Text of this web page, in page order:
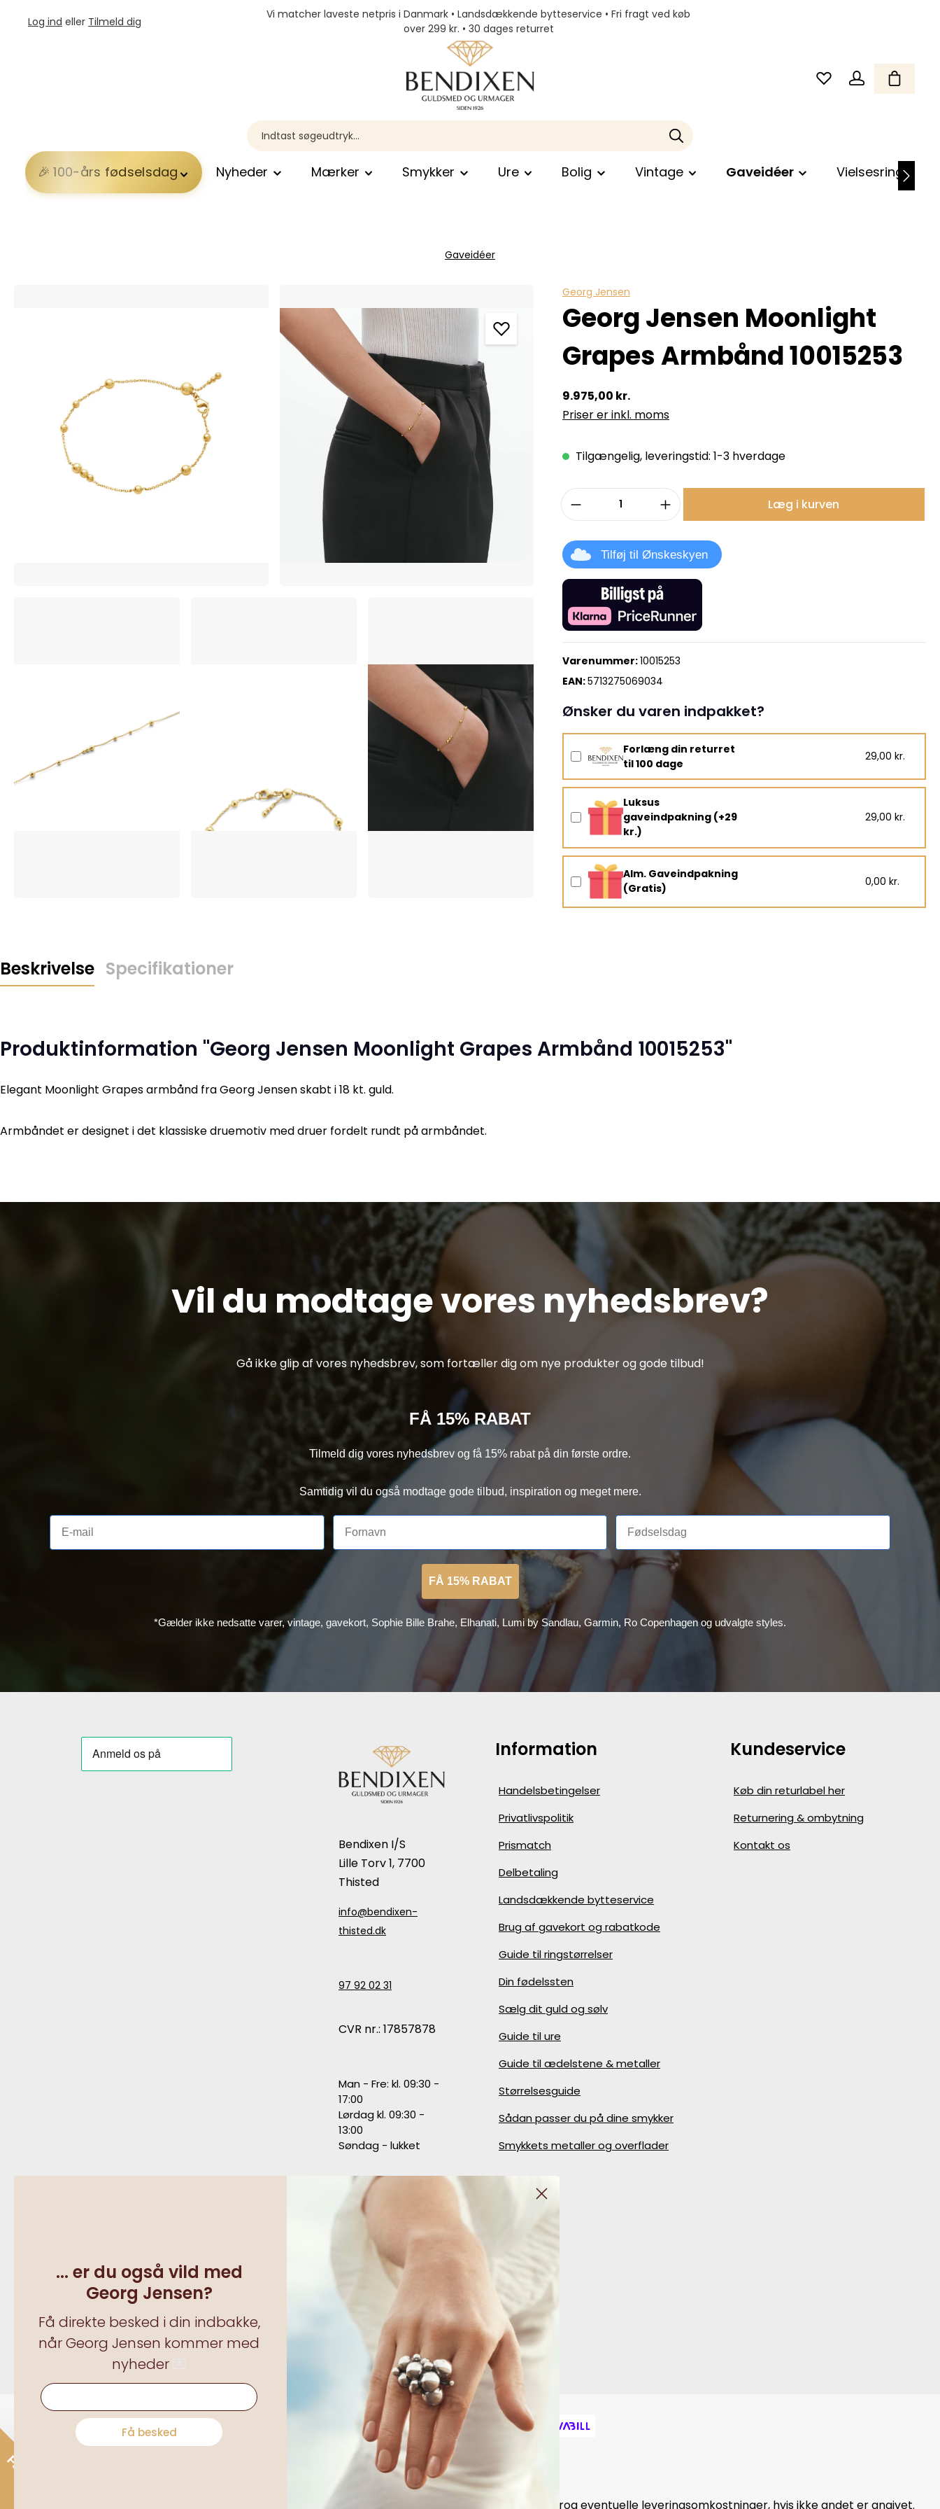
Log ind eller Tilmeld dig
Vi matcher laveste netpris i Danmark • Landsdækkende bytteservice • Fri fragt ved køb
over 299 kr. • 30 dages returret
100-års fødselsdag Nyheder Mærker Smykker Ure Bolig Vintage Gaveidéer Vielsesringe
Gaveidéer
Georg Jensen
Georg Jensen Moonlight
Grapes Armbånd 10015253
9.975,00 kr.
Priser er inkl. moms
Tilgængelig, leveringstid: 1-3 hverdage
Produktmængde: Indtast det ønskede
Læg i kurven
Tilføj til Ønskeskyen
Varenummer:10015253
EAN:5713275069034
Ønsker du varen indpakket?
Forlæng din returret
til 100 dage
29,00 kr.
Luksus
gaveindpakning (+29
kr.)
29,00 kr.
Alm. Gaveindpakning
(Gratis)
0,00 kr.
Beskrivelse Specifikationer
Produktinformation "Georg Jensen Moonlight Grapes Armbånd 10015253"
Elegant Moonlight Grapes armbånd fra Georg Jensen skabt i 18 kt. guld.
Armbåndet er designet i det klassiske druemotiv med druer fordelt rundt på armbåndet.
Vil du modtage vores nyhedsbrev?
Gå ikke glip af vores nyhedsbrev, som fortæller dig om nye produkter og gode tilbud!
FÅ 15% RABAT
Tilmeld dig vores nyhedsbrev og få 15% rabat på din første ordre.
Samtidig vil du også modtage gode tilbud, inspiration og meget mere.
FÅ 15% RABAT
*Gælder ikke nedsatte varer, vintage, gavekort, Sophie Bille Brahe, Elhanati, Lumi by Sandlau, Garmin, Ro Copenhagen og udvalgte styles.
Bendixen I/S
Lille Torv 1, 7700
Thisted
info@bendixen-
thisted.dk
97 92 02 31
CVR nr.: 17857878
Man - Fre: kl. 09:30 -
17:00
Lørdag kl. 09:30 -
13:00
Søndag - lukket
Information
Handelsbetingelser
Privatlivspolitik
Prismatch
Delbetaling
Landsdækkende bytteservice
Brug af gavekort og rabatkode
Guide til ringstørrelser
Din fødelssten
Sælg dit guld og sølv
Guide til ure
Guide til ædelstene & metaller
Størrelsesguide
Sådan passer du på dine smykker
Smykkets metaller og overflader
Kundeservice
Køb din returlabel her
Returnering & ombytning
Kontakt os
Karriere hos os
Historien
Alle priser inkl. moms plus forsendelsesomkostningerog eventuelle leveringsomkostninger, hvis ikke andet er angivet.
Få 15% rabat*
... er du også vild med
Georg Jensen?
Få direkte besked i din indbakke,
når Georg Jensen kommer med
nyheder💌
... er du også vild med Georg Jensen?
Få besked